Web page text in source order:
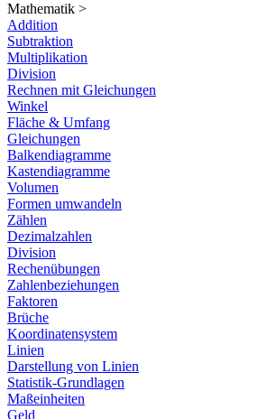
Mathematik >
Addition
Subtraktion
Multiplikation
Division
Rechnen mit Gleichungen
Winkel
Fläche & Umfang
Gleichungen
Balkendiagramme
Kastendiagramme
Volumen
Formen umwandeln
Zählen
Dezimalzahlen
Division
Rechenübungen
Zahlenbeziehungen
Faktoren
Brüche
Koordinatensystem
Linien
Darstellung von Linien
Statistik-Grundlagen
Maßeinheiten
Geld